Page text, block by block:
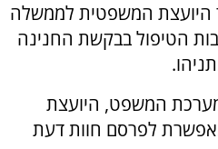
היועצת המשפטית לממשלה
הטיפול בבקשת החנינה
המשפט, היועצת
לפרסם חוות דעת